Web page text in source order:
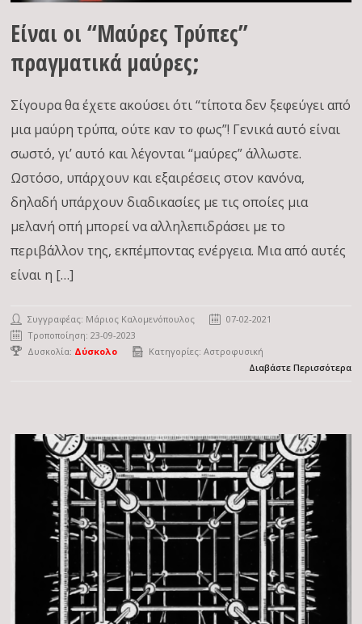
Είναι οι “Μαύρες Τρύπες”
πραγματικά μαύρες;
Σίγουρα θα έχετε ακούσει ότι “τίποτα δεν ξεφεύγει από
μια μαύρη τρύπα, ούτε καν το φως”! Γενικά αυτό είναι
σωστό, γι’ αυτό και λέγονται “μαύρες” άλλωστε.
Ωστόσο, υπάρχουν και εξαιρέσεις στον κανόνα,
δηλαδή υπάρχουν διαδικασίες με τις οποίες μια
μελανή οπή μπορεί να αλληλεπιδράσει με το
περιβάλλον της, εκπέμποντας ενέργεια. Μια από αυτές
είναι η […]
Συγγραφέας: Μάριος Καλομενόπουλος
07-02-2021
Τροποποίηση: 23-09-2023
Δυσκολία: Δύσκολο Κατηγορίες:Αστροφυσική
Διαβάστε Περισσότερα